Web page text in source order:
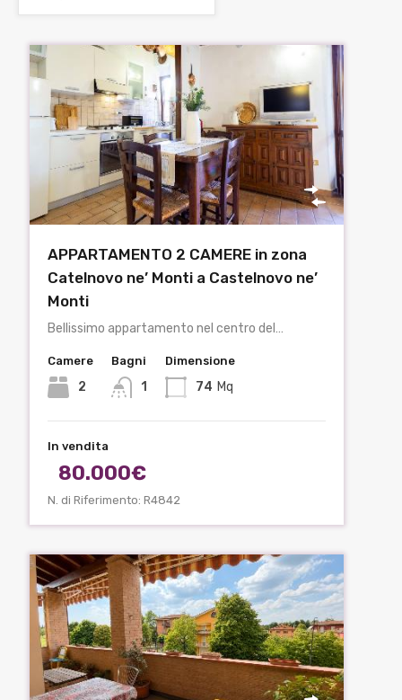
APPARTAMENTO 2 CAMERE in zona
Catelnovo ne’ Monti a Castelnovo ne’
Monti
Bellissimo appartamento nel centro del…
Camere
2
Bagni
1
Dimensione
74 Mq
In vendita
80.000€
N. di Riferimento: R4842